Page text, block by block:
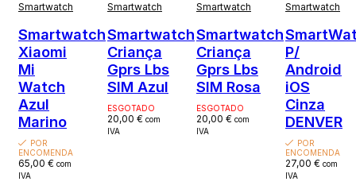
Smartwatch
Smartwatch
Xiaomi
Mi
Watch
Azul
Marino
POR
ENCOMENDA
65,00 € com
IVA
Smartwatch
Smartwatch
Criança
Gprs Lbs
SIM Azul
ESGOTADO
20,00 € com
IVA
Smartwatch
Smartwatch
Criança
Gprs Lbs
SIM Rosa
ESGOTADO
20,00 € com
IVA
Smartwatch
P/
Android
iOS
Cinza
DENVER
POR
ENCOMENDA
27,00 € com
IVA